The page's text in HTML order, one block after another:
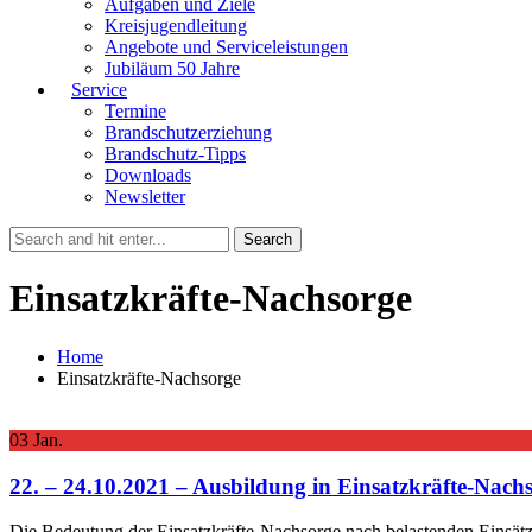
Aufgaben und Ziele
Kreisjugendleitung
Angebote und Serviceleistungen
Jubiläum 50 Jahre
Service
Termine
Brandschutzerziehung
Brandschutz-Tipps
Downloads
Newsletter
Einsatzkräfte-Nachsorge
Home
Einsatzkräfte-Nachsorge
03 Jan.
22. – 24.10.2021 – Ausbildung in Einsatzkräfte-